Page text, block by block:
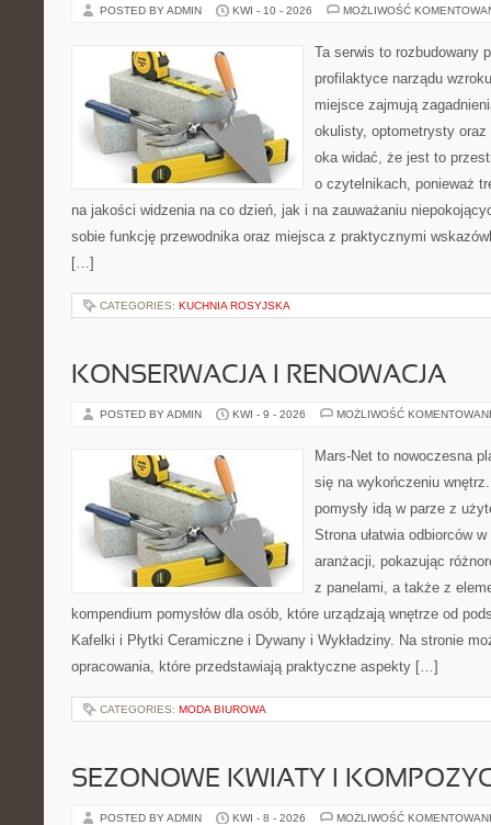
POSTED BY ADMIN KWI - 10 - 2026 MOŻLIWOŚĆ
Ta serwis to rozbudowany
profilaktyce narządu
miejsce zajmują
okulisty, optometrysty
oka widać, że jest to
o czytelnikach, ponieważ
na jakości widzenia na co dzień, jak i na zauważaniu
sobie funkcję przewodnika oraz miejsca z praktycznymi
[…]
CATEGORIES: KUCHNIA ROSYJSKA
KONSERWACJA I RENOWACJA
POSTED BY ADMIN KWI - 9 - 2026 MOŻLIWOŚĆ
Mars-Net to nowoczesna
się na wykończeniu
pomysły idą w parze z
Strona ułatwia odbiorców
aranżacji, pokazując
z panelami, a także z
kompendium pomysłów dla osób, które urządzają wnętrze od
Kafelki i Płytki Ceramiczne i Dywany i Wykładziny. Na stronie
opracowania, które przedstawiają praktyczne aspekty […]
CATEGORIES: MODA BIUROWA
SEZONOWE KWIATY I
POSTED BY ADMIN KWI - 8 - 2026 MOŻLIWOŚĆ